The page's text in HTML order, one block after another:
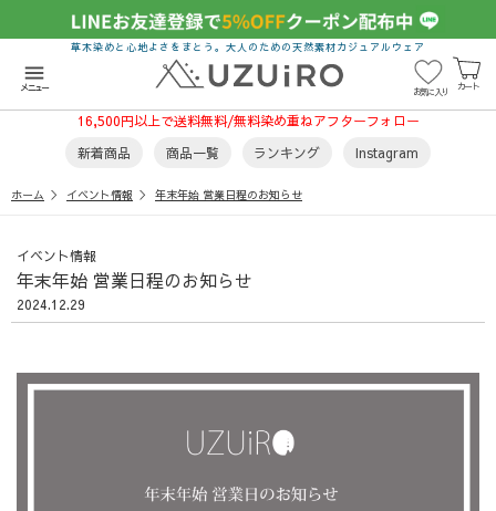
menu
メニュー お気に入り カート
草木染めと心地よさをまとう。大人のための天然素材カジュアルウェア
16,500円以上で送料無料/無料染め重ねアフターフォロー
新着商品
商品一覧 ランキング Instagram
ホーム イベント情報 年末年始 営業日程のお知らせ
イベント情報
年末年始 営業日程のお知らせ
2024.12.29